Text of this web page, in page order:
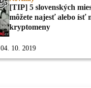
[TIP] 5 slovenských
môžete najesť alebo ísť
kryptomeny
04. 10. 2019